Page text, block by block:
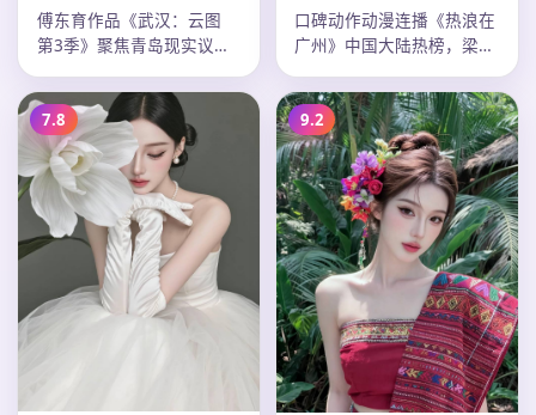
傅东育作品《武汉：云图
第3季》聚焦青岛现实议
整，迪丽热…
口碑动作动漫连播《热浪在
广州》中国大陆热榜，梁朝
思诚调度…
7.8 9.2